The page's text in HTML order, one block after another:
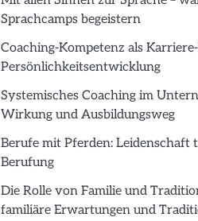
Sprachcamps begeistern
Coaching-Kompetenz als
Persönlichkeitsentwicklung
Systemisches Coaching im
Wirkung und Ausbildungsweg
Berufe mit Pferden: Leidenschaft
Berufung
Die Rolle von Familie und
familiäre Erwartungen und